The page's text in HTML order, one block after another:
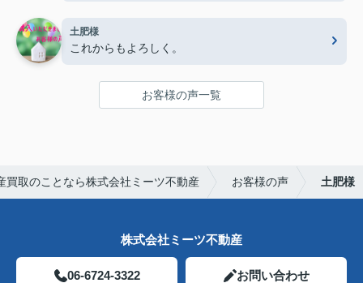
土肥様
これからもよろしく。
お客様の声一覧
買取のことなら株式会社ミーツ不動産 お客様の声 土肥様
株式会社ミーツ不動産
06-6724-3322 お問い合わせ